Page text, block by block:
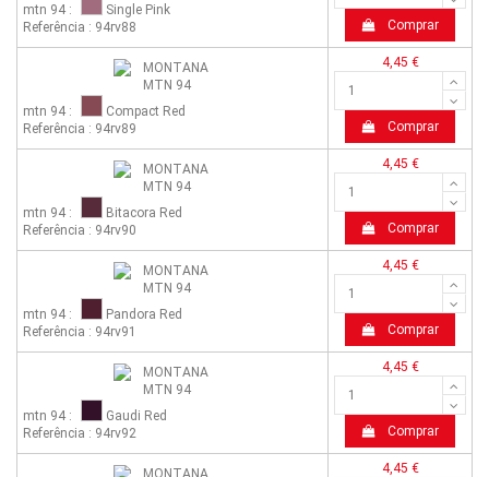
mtn 94 :
Single Pink
Referência : 94rv88
Comprar
mtn 94 :
Compact Red
Referência : 94rv89
4,45 €
Comprar
mtn 94 :
Bitacora Red
Referência : 94rv90
4,45 €
Comprar
mtn 94 :
Pandora Red
Referência : 94rv91
4,45 €
Comprar
mtn 94 :
Gaudi Red
Referência : 94rv92
4,45 €
Comprar
4,45 €